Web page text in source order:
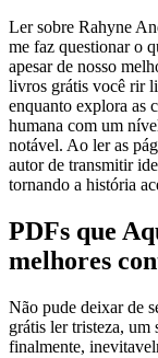
Ler sobre Rahyne
me faz questionar o
apesar de nosso
livros grátis você rir
enquanto explora as
humana com um
notável. Ao ler as
autor de transmitir
tornando a história
PDFs que
melhores
Não pude deixar de
grátis ler tristeza,
finalmente,